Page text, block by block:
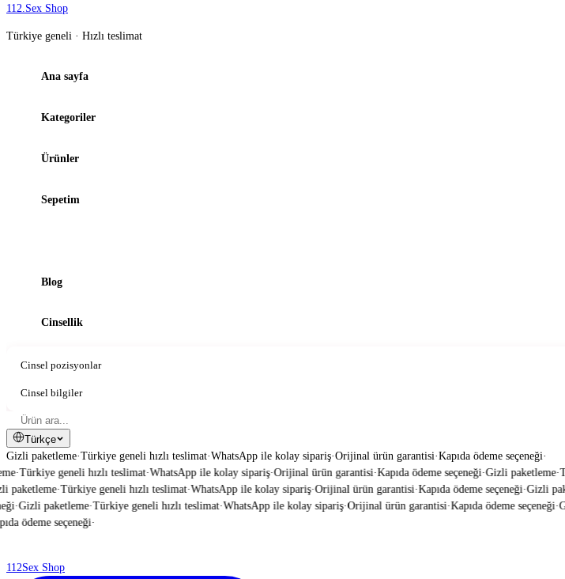
112.Sex Shop
Türkiye geneli · Hızlı teslimat
Ana sayfa
Kategoriler
Ürünler
Sepetim
Blog
Cinsellik
Cinsel pozisyonlar
Cinsel bilgiler
Türkçe
Gizli paketleme·Türkiye geneli hızlı teslimat·WhatsApp ile kolay sipariş·Orijinal ürün garantisi·Kapıda ödeme seçeneği·
·Türkiye geneli hızlı teslimat·WhatsApp ile kolay sipariş·Orijinal ürün garantisi·Kapıda ödeme seçeneği·Gizli paketleme·
·Türkiye geneli hızlı teslimat·WhatsApp ile kolay sipariş·Orijinal ürün garantisi·Kapıda ödeme seçeneği·Gizli
·Gizli paketleme·Türkiye geneli hızlı teslimat·WhatsApp ile kolay sipariş·Orijinal ürün garantisi·Kapıda ödeme seçeneği·
ödeme seçeneği·
112Sex Shop